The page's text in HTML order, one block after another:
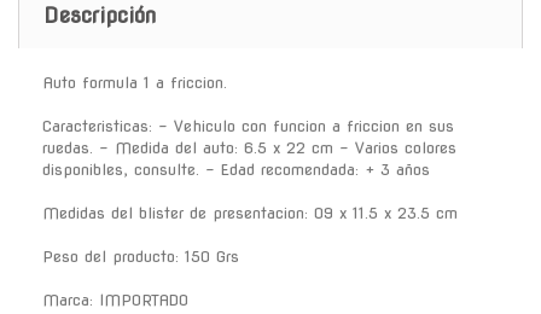
Descripción
Auto formula 1 a friccion.
Caracteristicas: - Vehiculo con funcion a friccion en sus
ruedas. - Medida del auto: 6.5 x 22 cm - Varios colores
disponibles, consulte. - Edad recomendada: + 3 años
Medidas del blister de presentacion: 09 x 11.5 x 23.5 cm
Peso del producto: 150 Grs
Marca: IMPORTADO